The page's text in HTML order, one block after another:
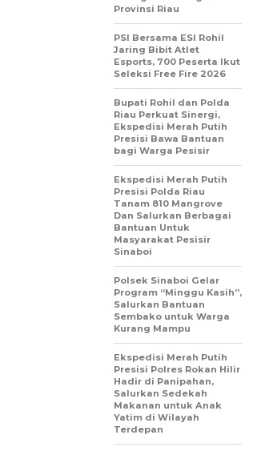
Provinsi Riau
PSI Bersama ESI Rohil
Jaring Bibit Atlet
Esports, 700 Peserta Ikut
Seleksi Free Fire 2026
Bupati Rohil dan Polda
Riau Perkuat Sinergi,
Ekspedisi Merah Putih
Presisi Bawa Bantuan
bagi Warga Pesisir
Ekspedisi Merah Putih
Presisi Polda Riau
Tanam 810 Mangrove
Dan Salurkan Berbagai
Bantuan Untuk
Masyarakat Pesisir
Sinaboi
Polsek Sinaboi Gelar
Program “Minggu Kasih”,
Salurkan Bantuan
Sembako untuk Warga
Kurang Mampu
Ekspedisi Merah Putih
Presisi Polres Rokan Hilir
Hadir di Panipahan,
Salurkan Sedekah
Makanan untuk Anak
Yatim di Wilayah
Terdepan